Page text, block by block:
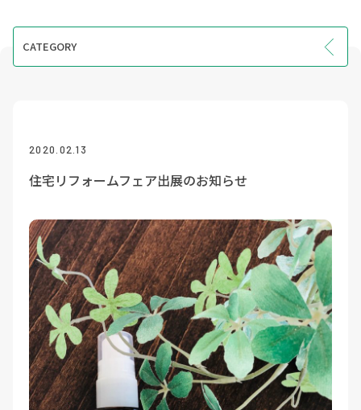
CATEGORY
VOICE
2020.02.13
住宅リフォームフェア出展のお知らせ